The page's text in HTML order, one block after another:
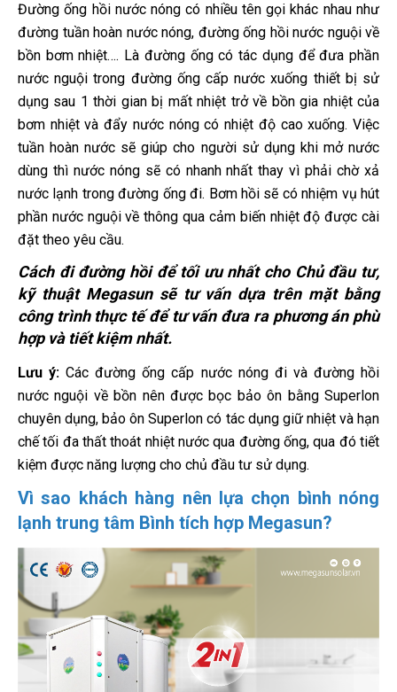
Đường ống hồi nước nóng có nhiều tên gọi khác nhau như
đường tuần hoàn nước nóng, đường ống hồi nước nguội về
bồn bơm nhiệt…. Là đường ống có tác dụng để đưa phần
nước nguội trong đường ống cấp nước xuống thiết bị sử
dụng sau 1 thời gian bị mất nhiệt trở về bồn gia nhiệt của
bơm nhiệt và đẩy nước nóng có nhiệt độ cao xuống. Việc
tuần hoàn nước sẽ giúp cho người sử dụng khi mở nước
dùng thì nước nóng sẽ có nhanh nhất thay vì phải chờ xả
nước lạnh trong đường ống đi. Bơm hồi sẽ có nhiệm vụ hút
phần nước nguội về thông qua cảm biến nhiệt độ được cài
đặt theo yêu cầu.
Cách đi đường hồi để tối ưu nhất cho Chủ đầu tư,
kỹ thuật Megasun sẽ tư vấn dựa trên mặt bằng
công trình thực tế để tư vấn đưa ra phương án phù
hợp và tiết kiệm nhất.
Lưu ý:Các đường ống cấp nước nóng đi và đường hồi
nước nguội về bồn nên được bọc bảo ôn bằng Superlon
chuyên dụng, bảo ôn Superlon có tác dụng giữ nhiệt và hạn
chế tối đa thất thoát nhiệt nước qua đường ống, qua đó tiết
kiệm được năng lượng cho chủ đầu tư sử dụng.
Vì sao khách hàng nên lựa chọn bình nóng
lạnh trung tâm Bình tích hợp Megasun?